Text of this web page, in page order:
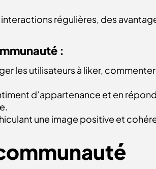
régulières, des
:
les utilisateurs à liker,
d’appartenance et en
une image positive et